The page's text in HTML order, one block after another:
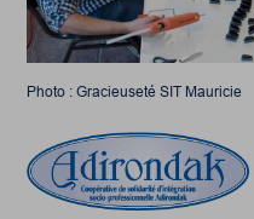
Photo : Gracieuseté SIT Mauricie